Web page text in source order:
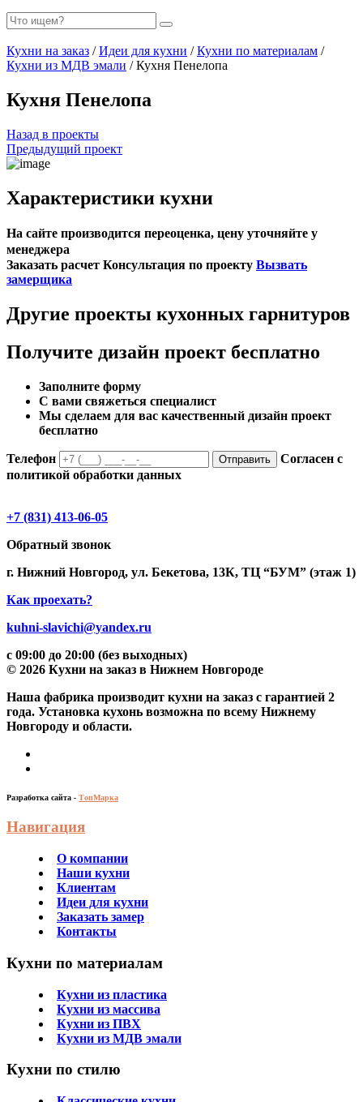
Кухни на заказ /Идеи для кухни /Кухни по материалам /
Кухни из МДВ эмали / Кухня Пенелопа
Кухня Пенелопа
Назад в проекты
Предыдущий проект
Характеристики кухни
На сайте производится переоценка, цену уточняйте у
менеджера
Заказать расчет Консультация по проекту Вызвать
замерщика
Другие проекты кухонных гарнитуров
Получите дизайн проект бесплатно
Заполните форму
С вами свяжеться специалист
Мы сделаем для вас качественный дизайн проект
бесплатно
Телефон Отправить
Согласен с
политикой обработки данных
+7 (831) 413-06-05
Обратный звонок
г. Нижний Новгород, ул. Бекетова, 13К, ТЦ “БУМ” (этаж 1)
Как проехать?
kuhni-slavichi@yandex.ru
с 09:00 до 20:00 (без выходных)
© 2026 Кухни на заказ в Нижнем Новгороде
Наша фабрика производит кухни на заказ c гарантией 2
года. Установка кухонь возможна по всему Нижнему
Новгороду и области.
Разработка сайта - ТопМарка
Навигация
О компании
Наши кухни
Клиентам
Идеи для кухни
Заказать замер
Контакты
Кухни по материалам
Кухни из пластика
Кухни из массива
Кухни из ПВХ
Кухни из МДВ эмали
Кухни по стилю